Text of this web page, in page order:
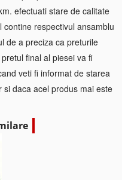
efectuati stare de calitate
respectivul ansamblu
de a preciza ca preturile
final al piesei va fi
veti fi informat de starea
daca acel produs mai este